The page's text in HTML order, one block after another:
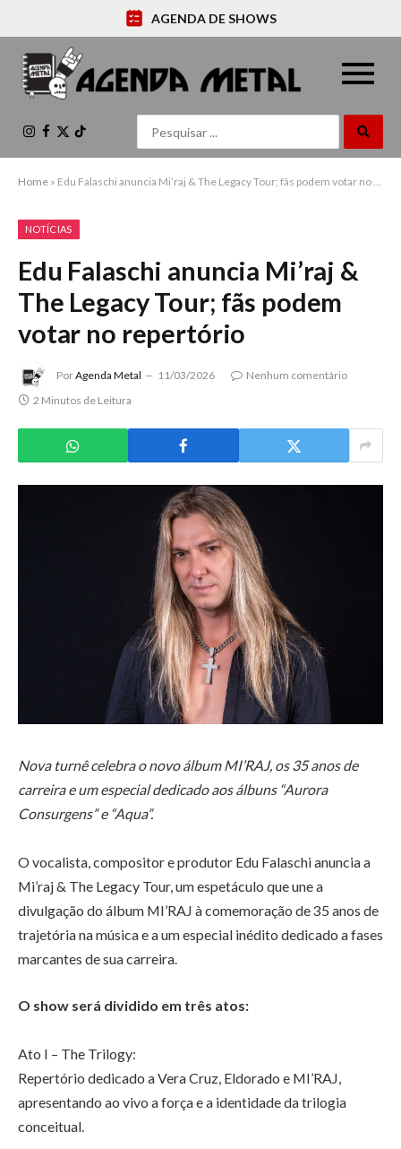
AGENDA DE SHOWS
Instagram
Facebook
X
(Twitter)
TikTok
Home » Edu Falaschi anuncia Mi’raj & The Legacy Tour; fãs podem votar no repertório
NOTÍCIAS
Edu Falaschi anuncia Mi’raj &
The Legacy Tour; fãs podem
votar no repertório
PorAgenda Metal 11/03/2026
Nenhum comentário
2 Minutos de Leitura
Nova turnê celebra o novo álbum MI’RAJ, os 35 anos de
carreira e um especial dedicado aos álbuns “Aurora
Consurgens” e “Aqua”.
O vocalista, compositor e produtor Edu Falaschi anuncia a
Mi’raj & The Legacy Tour, um espetáculo que une a
divulgação do álbum MI’RAJ à comemoração de 35 anos de
trajetória na música e a um especial inédito dedicado a fases
marcantes de sua carreira.
O show será dividido em três atos:
Ato I – The Trilogy:
Repertório dedicado a Vera Cruz, Eldorado e MI’RAJ,
apresentando ao vivo a força e a identidade da trilogia
conceitual.